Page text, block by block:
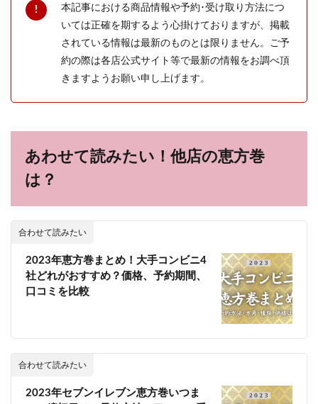
本記事における商品情報や予約･受け取り方法につ
いては正確を期するよう心掛けておりますが、掲載
されている情報は最新のものとは限りません。ご予
約の際は各店公式サイト等で最新の情報をお調べ頂
きますようお願い申し上げます。
あわせて読みたい！他店の恵方巻
は？
合わせて読みたい
2023年恵方巻まとめ！大手コンビニ4
社どれがおすすめ？価格、予約期間、
口コミを比較
合わせて読みたい
2023年セブンイレブン恵方巻いつま